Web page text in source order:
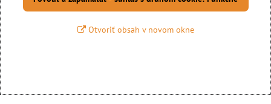
Otvoriť obsah v novom okne